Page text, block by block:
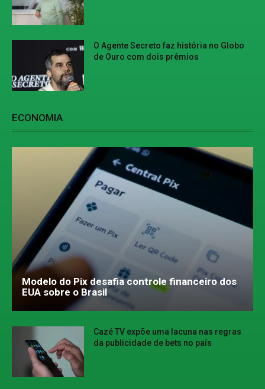
O Agente Secreto faz história no Globo
de Ouro com dois prêmios
ECONOMIA
Modelo do Pix desafia controle financeiro dos
EUA sobre o Brasil
Cazé TV expõe uma lacuna nas regras
da publicidade de bets no país